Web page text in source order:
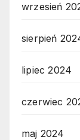
wrzesień
sierpień
lipiec 2024
czerwiec
maj 2024